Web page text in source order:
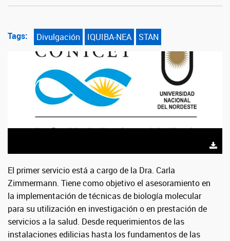
Tags: Divulgación IQUIBA-NEA STAN
El primer servicio está a cargo de la Dra. Carla
Zimmermann. Tiene como objetivo el asesoramiento en
la implementación de técnicas de biología molecular
para su utilización en investigación o en prestación de
servicios a la salud. Desde requerimientos de las
instalaciones edilicias hasta los fundamentos de las